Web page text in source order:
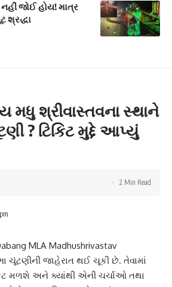
જોઈ હોય! માત્ર
શ્રદ્ધા
મધુ શ્રીવાસ્તવના સ્થાને
? ટિકિટ મુદ્દે આપ્યું
2 Min Read
MLA Madhushrivastav
ચૂંટણીની જાહેરાત થઈ ચૂકી છે. તેવામાં
મળશે અને ક્યાંથી એની ચર્ચાઓ તથા